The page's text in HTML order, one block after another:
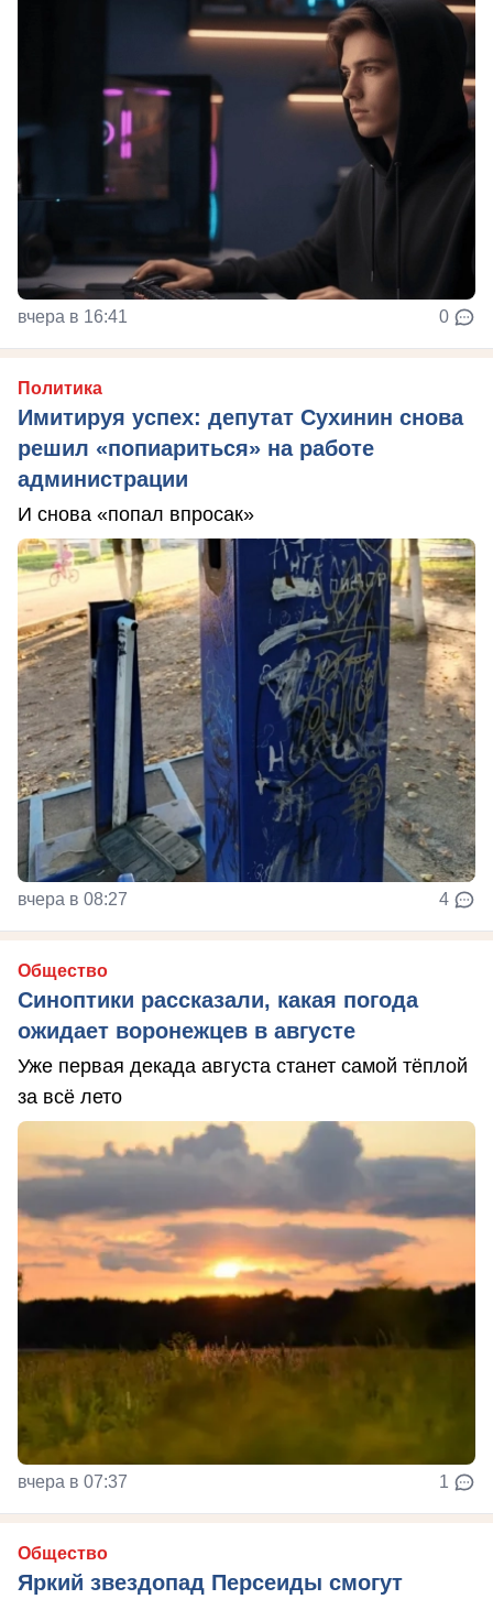
вчера в 16:41 0
Политика
Имитируя успех: депутат Сухинин снова
решил «попиариться» на работе
администрации
И снова «попал впросак»
вчера в 08:27 4
Общество
Синоптики рассказали, какая погода
ожидает воронежцев в августе
Уже первая декада августа станет самой тёплой
за всё лето
вчера в 07:37 1
Общество
Яркий звездопад Персеиды смогут